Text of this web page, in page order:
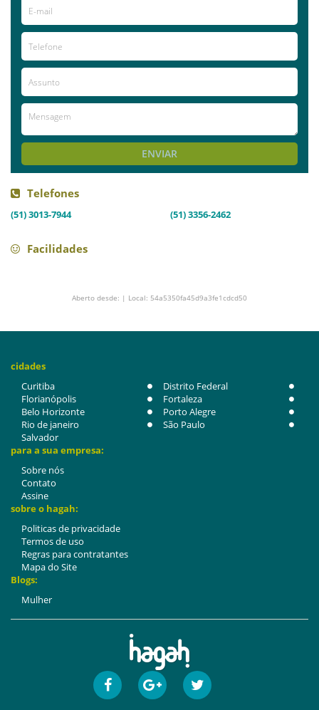
ENVIAR
Telefones
(51) 3013-7944 (51) 3356-2462
Facilidades
Aberto desde: | Local: 54a5350fa45d9a3fe1cdcd50
cidades
Curitiba
Distrito Federal
Florianópolis
Fortaleza
Belo Horizonte
Porto Alegre
Rio de janeiro
São Paulo
Salvador
para a sua empresa:
Sobre nós
Contato
Assine
sobre o hagah:
Politicas de privacidade
Termos de uso
Regras para contratantes
Mapa do Site
Blogs:
Mulher